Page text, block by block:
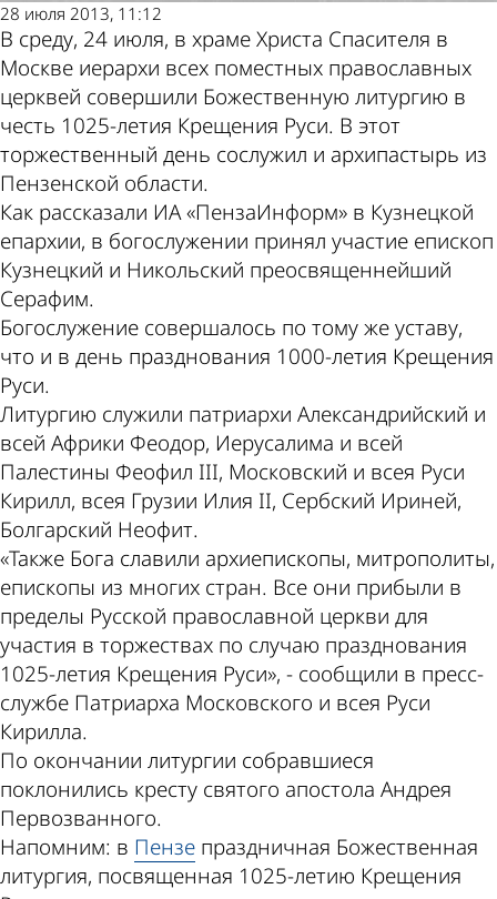
28 июля 2013, 11:12
В среду, 24 июля, в храме Христа Спасителя в
Москве иерархи всех поместных православных
церквей совершили Божественную литургию в
честь 1025-летия Крещения Руси. В этот
торжественный день сослужил и архипастырь из
Пензенской области.
Как рассказали ИА «ПензаИнформ» в Кузнецкой
епархии, в богослужении принял участие епископ
Кузнецкий и Никольский преосвященнейший
Серафим.
Богослужение совершалось по тому же уставу,
что и в день празднования 1000-летия Крещения
Руси.
Литургию служили патриархи Александрийский и
всей Африки Феодор, Иерусалима и всей
Палестины Феофил III, Московский и всея Руси
Кирилл, всея Грузии Илия II, Сербский Ириней,
Болгарский Неофит.
«Также Бога славили архиепископы, митрополиты,
епископы из многих стран. Все они прибыли в
пределы Русской православной церкви для
участия в торжествах по случаю празднования
1025-летия Крещения Руси», - сообщили в пресс-
службе Патриарха Московского и всея Руси
Кирилла.
По окончании литургии собравшиеся
поклонились кресту святого апостола Андрея
Первозванного.
Напомним: в Пензе праздничная Божественная
литургия, посвященная 1025-летию Крещения